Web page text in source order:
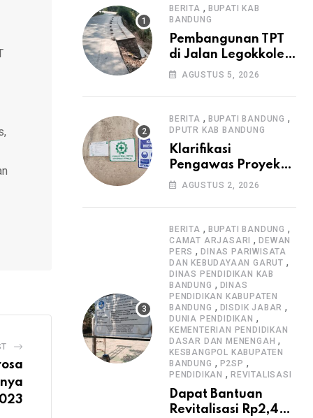
BERITA , BUPATI KAB
BANDUNG
Pembangunan TPT
di Jalan Legokkole
Rawabogo Disorot
Tanpa Papan
Informasi Proyek
AGUSTUS 5, 2026
BERITA , BUPATI BANDUNG ,
DPUTR KAB BANDUNG
Klarifikasi
Pengawas Proyek
Citiis Terkait
Pengawasan K3
AGUSTUS 2, 2026
BERITA , BUPATI BANDUNG ,
CAMAT ARJASARI ,DEWAN
PERS ,DINAS PARIWISATA
DAN KEBUDAYAAN GARUT ,
DINAS PENDIDIKAN KAB
BANDUNG , DINAS
PENDIDIKAN KABUPATEN
BANDUNG , DISDIK JABAR ,
DUNIA PENDIDIKAN ,
KEMENTERIAN PENDIDIKAN
DASAR DAN MENENGAH ,
KESBANGPOL KABUPATEN
BANDUNG , P2SP ,
PENDIDIKAN , REVITALISASI
Dapat Bantuan
Revitalisasi Rp2,4